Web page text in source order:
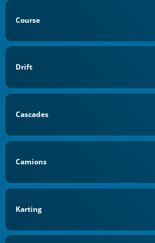
Course
Drift
Cascades
Camions
Karting